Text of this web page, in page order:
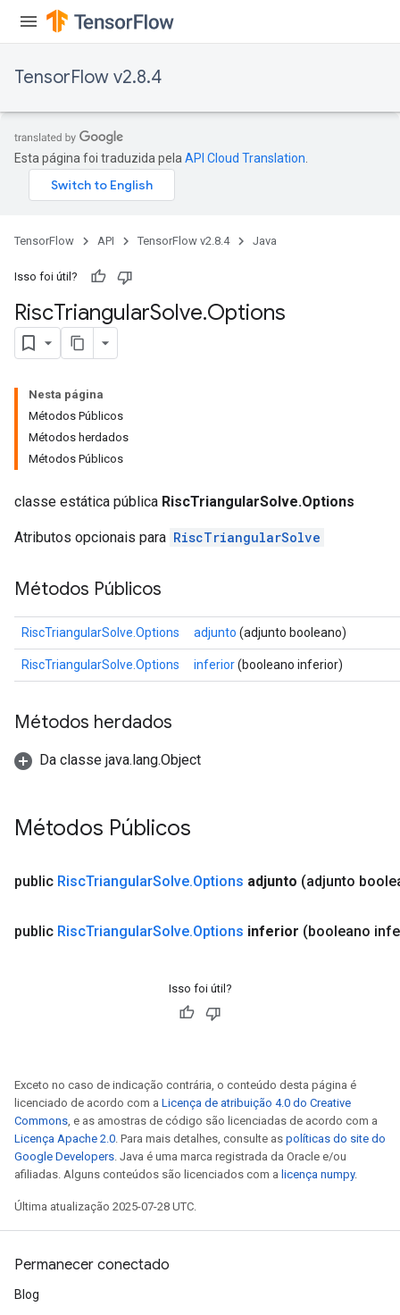
TensorFlow v2.8.4
Esta página foi traduzida pela API Cloud Translation
TensorFlow API TensorFlow v2.8.4 Java
Isso foi útil?
RiscTriangularSolve.Options
Nesta página
Métodos Públicos
Métodos herdados
Métodos Públicos
classe estática pública RiscTriangularSolve.Options
Atributos opcionais para RiscTriangularSolve
Métodos Públicos
RiscTriangularSolve.Options adjunto (adjunto booleano)
RiscTriangularSolve.Options inferior(booleano inferior)
Métodos herdados
Da classe java.lang.Object
Métodos Públicos
public RiscTriangularSolve.Options adjunto (adjunto
public RiscTriangularSolve.Options inferior (booleano
Isso foi útil?
Exceto no caso de indicação contrária, o conteúdo desta página é
licenciado de acordo com a Licença de atribuição 4.0 do Creative
Commons, e as amostras de código são licenciadas de acordo com a
Licença Apache 2.0. Para mais detalhes, consulte as políticas do site do
Google Developers. Java é uma marca registrada da Oracle e/ou
afiliadas. Alguns conteúdos são licenciados com a licença numpy.
Última atualização 2025-07-28 UTC.
Permanecer conectado
Blog